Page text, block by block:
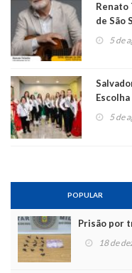
Renato
de São
5 de
5 de
POPULAR
Prisão por
18 de